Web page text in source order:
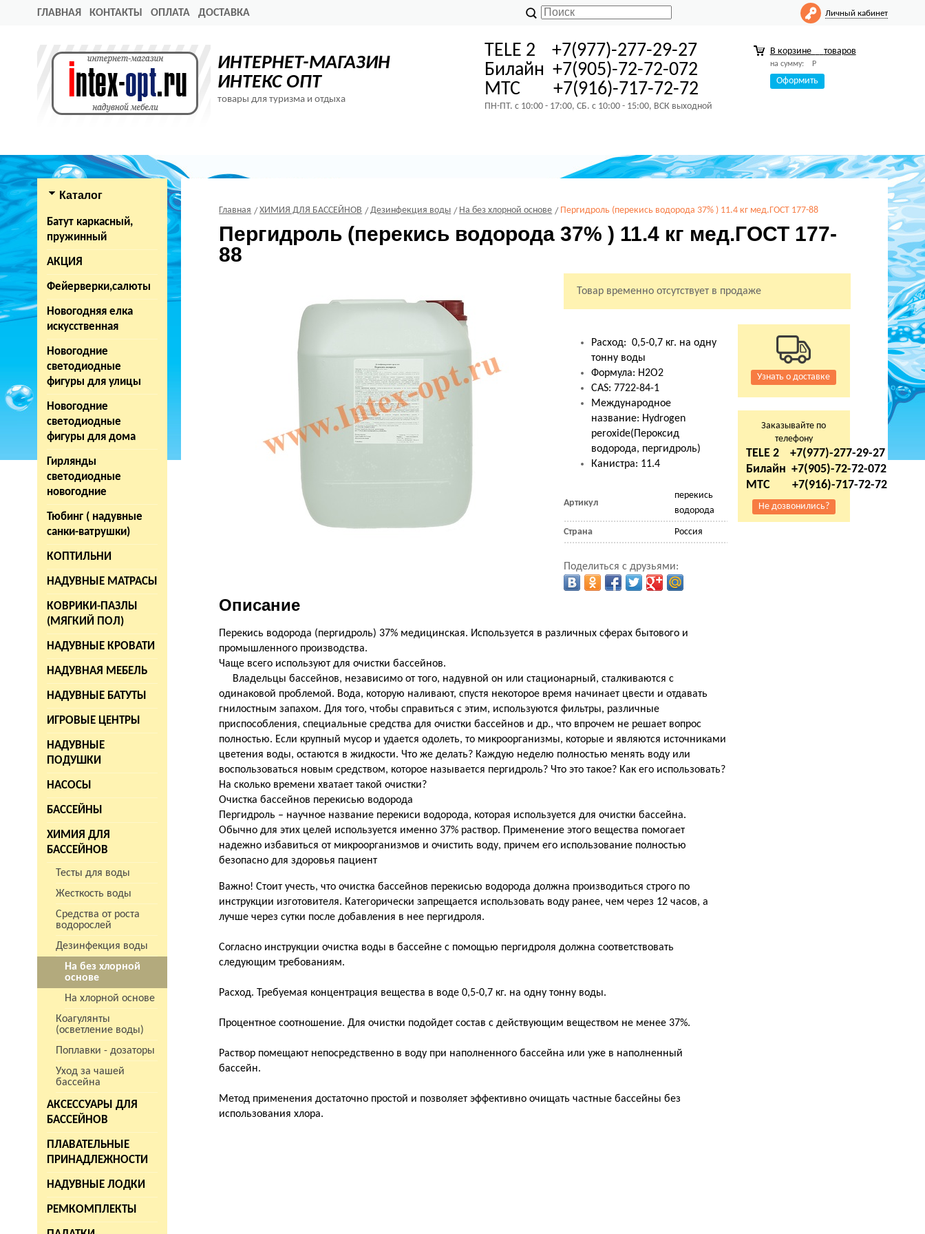
ГЛАВНАЯ КОНТАКТЫ ОПЛАТА ДОСТАВКА Личный кабинет
ИНТЕРНЕТ-МАГАЗИН
ИНТЕКС ОПТ
товары для туризма и отдыха
TELE 2 +7(977)-277-29-27
Билайн +7(905)-72-72-072
МТС +7(916)-717-72-72
ПН-ПТ. с 10:00 - 17:00, СБ. с 10:00 - 15:00, ВСК выходной
В корзине товаров
на сумму: Р
Оформить
Каталог
Батут каркасный,
пружинный
АКЦИЯ
Фейерверки,салюты
Новогодняя елка
искусственная
Новогодние
светодиодные
фигуры для улицы
Новогодние
светодиодные
фигуры для дома
Гирлянды
светодиодные
новогодние
Тюбинг ( надувные
санки-ватрушки)
КОПТИЛЬНИ
НАДУВНЫЕ МАТРАСЫ
КОВРИКИ-ПАЗЛЫ
(МЯГКИЙ ПОЛ)
НАДУВНЫЕ КРОВАТИ
НАДУВНАЯ МЕБЕЛЬ
НАДУВНЫЕ БАТУТЫ
ИГРОВЫЕ ЦЕНТРЫ
НАДУВНЫЕ
ПОДУШКИ
НАСОСЫ
БАССЕЙНЫ
ХИМИЯ ДЛЯ
БАССЕЙНОВ
Тесты для воды
Жесткость воды
Средства от роста
водорослей
Дезинфекция воды
На без хлорной
основе
На хлорной основе
Коагулянты
(осветление воды)
Поплавки - дозаторы
Уход за чашей
бассейна
АКСЕССУАРЫ ДЛЯ
БАССЕЙНОВ
ПЛАВАТЕЛЬНЫЕ
ПРИНАДЛЕЖНОСТИ
НАДУВНЫЕ ЛОДКИ
РЕМКОМПЛЕКТЫ
Главная ХИМИЯ ДЛЯ БАССЕЙНОВ Дезинфекция воды На без хлорной основе Пергидроль (перекись водорода 37% ) 11.4 кг мед.ГОСТ 177-88
Пергидроль (перекись водорода 37% ) 11.4 кг мед.ГОСТ 177-
88
Товар временно отсутствует в продаже
Расход: 0,5-0,7 кг. на одну
тонну воды
Формула: H2O2
CAS: 7722-84-1
Международное
название: Hydrogen
peroxide(Пероксид
водорода, пергидроль)
Канистра: 11.4
Артикул
перекись
водорода
Страна Россия
Поделиться с друзьями:
Описание
Перекись водорода (пергидроль) 37% медицинская. Используется в различных сферах бытового и
промышленного производства.
Чаще всего используют для очистки бассейнов.
Владельцы бассейнов, независимо от того, надувной он или стационарный, сталкиваются с
одинаковой проблемой. Вода, которую наливают, спустя некоторое время начинает цвести и отдавать
гнилостным запахом. Для того, чтобы справиться с этим, используются фильтры, различные
приспособления, специальные средства для очистки бассейнов и др., что впрочем не решает вопрос
полностью. Если крупный мусор и удается одолеть, то микроорганизмы, которые и являются источниками
цветения воды, остаются в жидкости. Что же делать? Каждую неделю полностью менять воду или
воспользоваться новым средством, которое называется пергидроль? Что это такое? Как его использовать?
На сколько времени хватает такой очистки?
Очистка бассейнов перекисью водорода
Пергидроль – научное название перекиси водорода, которая используется для очистки бассейна.
Обычно для этих целей используется именно 37% раствор. Применение этого вещества помогает
надежно избавиться от микроорганизмов и очистить воду, причем его использование полностью
безопасно для здоровья пациент
Важно! Стоит учесть, что очистка бассейнов перекисью водорода должна производиться строго по
инструкции изготовителя. Категорически запрещается использовать воду ранее, чем через 12 часов, а
лучше через сутки после добавления в нее пергидроля.
Согласно инструкции очистка воды в бассейне с помощью пергидроля должна соответствовать
следующим требованиям.
Расход. Требуемая концентрация вещества в воде 0,5-0,7 кг. на одну тонну воды.
Процентное соотношение. Для очистки подойдет состав с действующим веществом не менее 37%.
Раствор помещают непосредственно в воду при наполненного бассейна или уже в наполненный
бассейн.
Метод применения достаточно простой и позволяет эффективно очищать частные бассейны без
использования хлора.
Узнать о доставке
Заказывайте по
телефону
TELE 2 +7(977)-277-29-27
Билайн +7(905)-72-72-072
МТС +7(916)-717-72-72
Не дозвонились?